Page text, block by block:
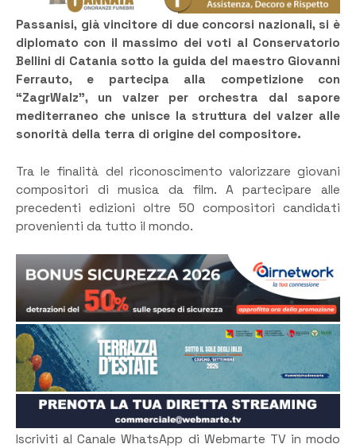
Passanisi, già vincitore di due concorsi nazionali, si è
diplomato con il massimo dei voti al Conservatorio
Bellini di Catania sotto la guida del maestro Giovanni
Ferrauto, e partecipa alla competizione con
“ZagrWalz”, un valzer per orchestra dal sapore
mediterraneo che unisce la struttura del valzer alle
sonorità della terra di origine del compositore.
Tra le finalità del riconoscimento valorizzare giovani
compositori di musica da film. A partecipare alle
precedenti edizioni oltre 50 compositori candidati
provenienti da tutto il mondo.
Iscriviti al Canale WhatsApp di Webmarte TV in modo